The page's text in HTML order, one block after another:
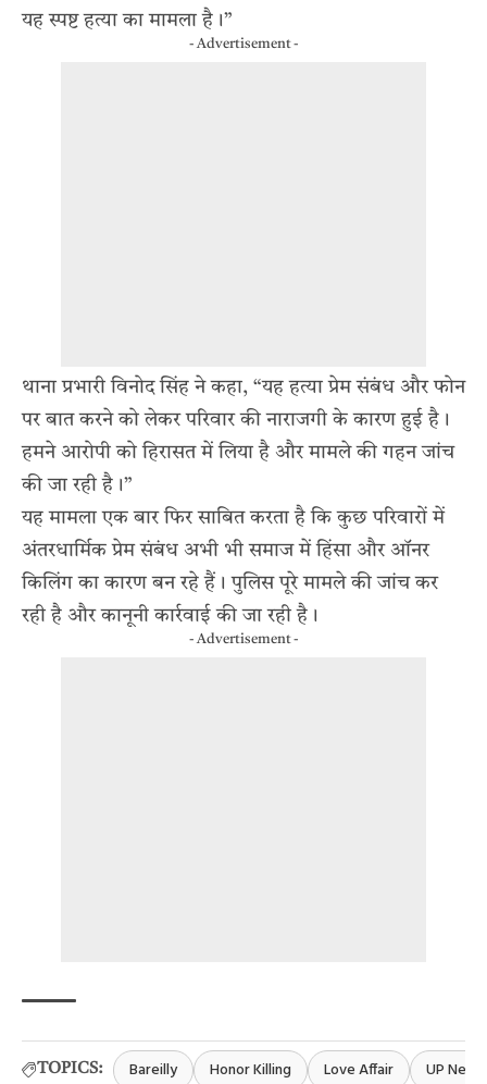
यह स्पष्ट हत्या का मामला है।”
- Advertisement -
थाना प्रभारी विनोद सिंह ने कहा, “यह हत्या प्रेम संबंध और फोन
पर बात करने को लेकर परिवार की नाराजगी के कारण हुई है।
हमने आरोपी को हिरासत में लिया है और मामले की गहन जांच
की जा रही है।”
यह मामला एक बार फिर साबित करता है कि कुछ परिवारों में
अंतरधार्मिक प्रेम संबंध अभी भी समाज में हिंसा और ऑनर
किलिंग का कारण बन रहे हैं। पुलिस पूरे मामले की जांच कर
रही है और कानूनी कार्रवाई की जा रही है।
- Advertisement -
TOPICS: Bareilly Honor Killing Love Affair UP News